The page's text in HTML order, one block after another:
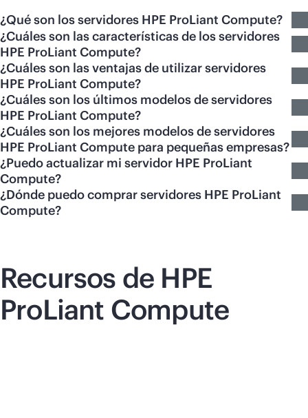
¿Qué son los servidores HPE ProLiant Compute?
¿Cuáles son las características de los servidores
HPE ProLiant Compute?
¿Cuáles son las ventajas de utilizar servidores
HPE ProLiant Compute?
¿Cuáles son los últimos modelos de servidores
HPE ProLiant Compute?
¿Cuáles son los mejores modelos de servidores
HPE ProLiant Compute para pequeñas empresas?
¿Puedo actualizar mi servidor HPE ProLiant
Compute?
¿Dónde puedo comprar servidores HPE ProLiant
Compute?
Recursos de HPE
ProLiant Compute